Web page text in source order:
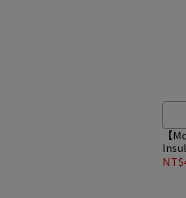
【
帽外